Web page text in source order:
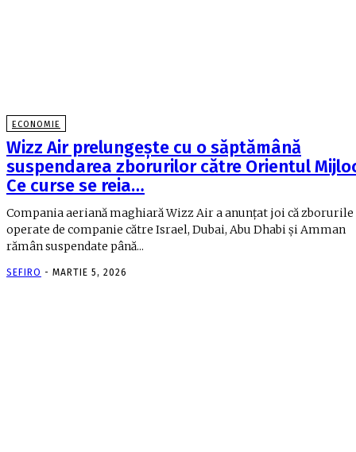
ECONOMIE
Wizz Air prelungește cu o săptămână
suspendarea zborurilor către Orientul
Ce curse se reia…
Compania aeriană maghiară Wizz Air a anunțat joi că zborurile
operate de companie către Israel, Dubai, Abu Dhabi şi Amman
rămân suspendate până...
SEFIRO - MARTIE 5, 2026